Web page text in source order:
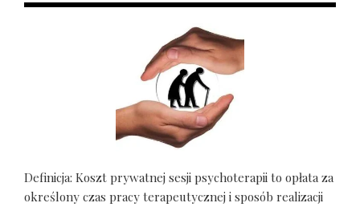
Definicja: Koszt prywatnej sesji psychoterapii to opłata za
określony czas pracy terapeutycznej i sposób realizacji